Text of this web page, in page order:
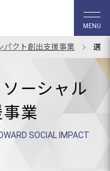
MENU
パクト創出支援事業 選
ーシャル
業
SOCIAL IMPACT